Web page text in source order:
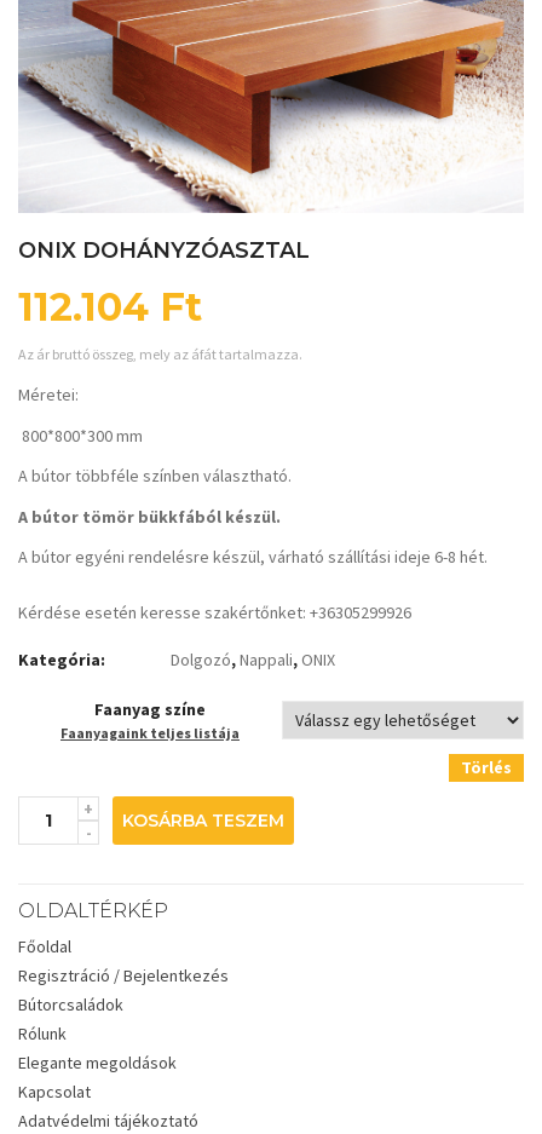
ONIX DOHÁNYZÓASZTAL
112.104 Ft
Az ár bruttó összeg, mely az áfát tartalmazza.
Méretei:
800*800*300 mm
A bútor többféle színben választható.
A bútor tömör bükkfából készül.
A bútor egyéni rendelésre készül, várható szállítási ideje 6-8 hét.
Kérdése esetén keresse szakértőnket: +36305299926
Kategória: Dolgozó,Nappali, ONIX
Faanyag színe
Faanyagaink teljes listája
Törlés
KOSÁRBA TESZEM
OLDALTÉRKÉP
Főoldal
Regisztráció / Bejelentkezés
Bútorcsaládok
Rólunk
Elegante megoldások
Kapcsolat
Adatvédelmi tájékoztató